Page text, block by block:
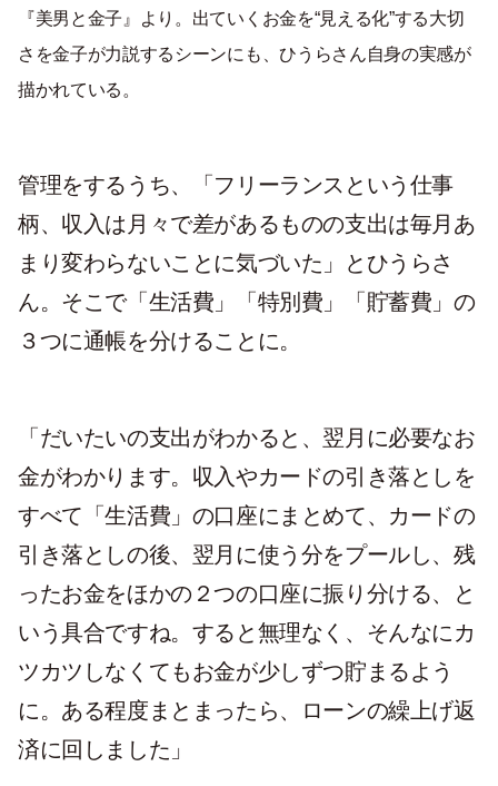
『美男と金子』より。出ていくお金を“見える化”する大切
さを金子が力説するシーンにも、ひうらさん自身の実感が
描かれている。
管理をするうち、「フリーランスという仕事
柄、収入は月々で差があるものの支出は毎月あ
まり変わらないことに気づいた」とひうらさ
ん。そこで「生活費」「特別費」「貯蓄費」の
３つに通帳を分けることに。
「だいたいの支出がわかると、翌月に必要なお
金がわかります。収入やカードの引き落としを
すべて「生活費」の口座にまとめて、カードの
引き落としの後、翌月に使う分をプールし、残
ったお金をほかの２つの口座に振り分ける、と
いう具合ですね。すると無理なく、そんなにカ
ツカツしなくてもお金が少しずつ貯まるよう
に。ある程度まとまったら、ローンの繰上げ返
済に回しました」